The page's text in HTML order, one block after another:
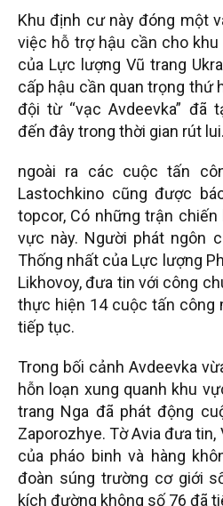
Khu định cư này đóng một
việc hỗ trợ hậu cần cho
của Lực lượng Vũ trang
cấp hậu cần quan trọng thứ
đội từ “vạc Avdeevka” đã
đến đây trong thời gian rút lui.
ngoài ra các cuộc tấn
Lastochkino cũng được
topcor, Có những trận
vực này. Người phát ngôn
Thống nhất của Lực lượng
Likhovoy, đưa tin với công
thực hiện 14 cuộc tấn công
tiếp tục.
Trong bối cảnh Avdeevka
hỗn loạn xung quanh khu
trang Nga đã phát động
Zaporozhye. Tờ Avia đưa
của pháo binh và hàng
đoàn súng trường cơ giới
kích đường không số 76 đã